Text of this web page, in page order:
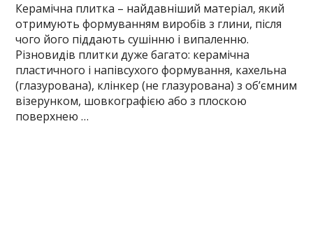
Керамічна плитка – найдавніший матеріал, який
отримують формуванням виробів з глини, після
чого його піддають сушінню і випаленню.
Різновидів плитки дуже багато: керамічна
пластичного і напівсухого формування, кахельна
(глазурована), клінкер (не глазурована) з об’ємним
візерунком, шовкографією або з плоскою
поверхнею …